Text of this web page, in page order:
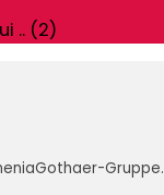
.. (2)
Gruppe.